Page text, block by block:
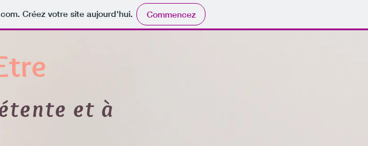
. Créez votre site aujourd'hui. Commencez
et à